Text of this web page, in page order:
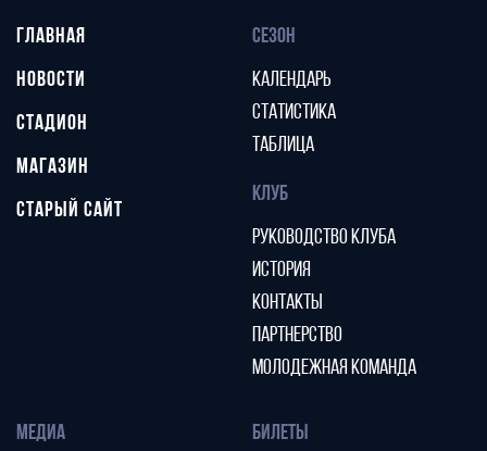
ГЛАВНАЯ
НОВОСТИ
СТАДИОН
МАГАЗИН
СТАРЫЙ САЙТ
СЕЗОН
КАЛЕНДАРЬ
СТАТИСТИКА
ТАБЛИЦА
КЛУБ
РУКОВОДСТВО КЛУБА
ИСТОРИЯ
КОНТАКТЫ
ПАРТНЕРСТВО
МОЛОДЕЖНАЯ КОМАНДА
МЕДИА
БИЛЕТЫ